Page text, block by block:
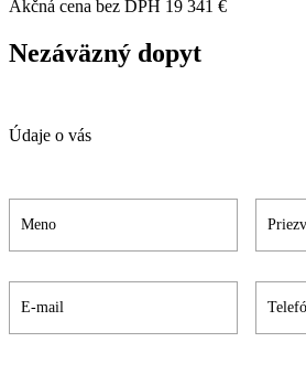
Akčná cena bez DPH 19 341 €
Nezáväzný dopyt
Údaje o vás